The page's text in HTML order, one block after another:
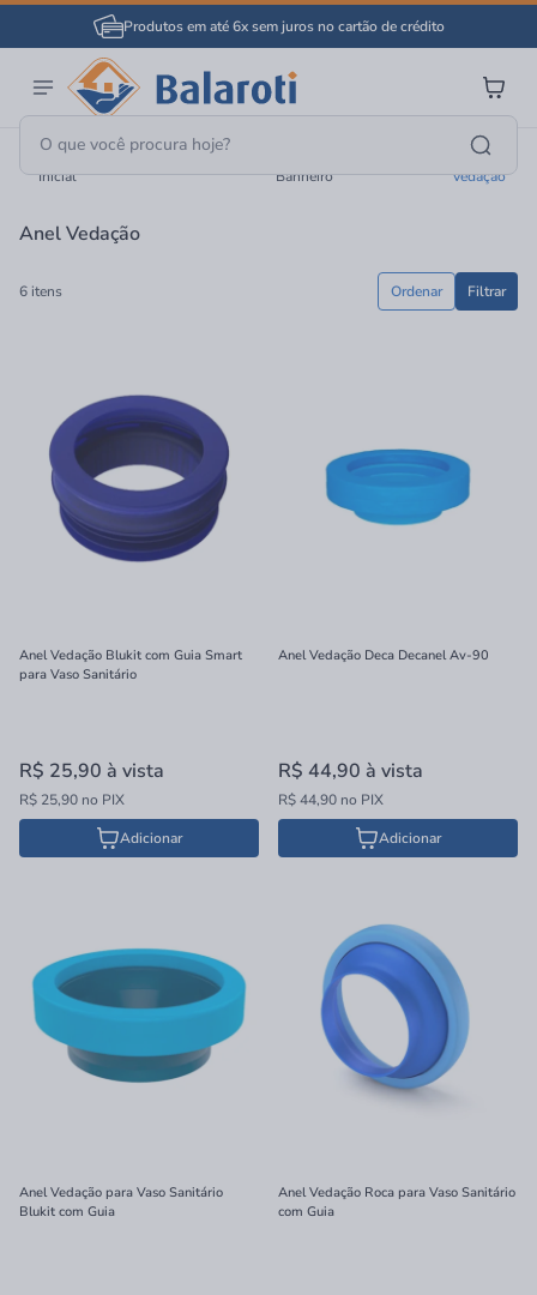
Produtos em até 6x sem juros no cartão de crédito
Página
Inicial
Complementos Hidráulicos Para
Banheiro
Anel
Vedação
Anel Vedação
6 itens Filtrar
Ordenar
Anel Vedação Blukit com Guia Smart
para Vaso Sanitário
R$ 25,90 à vista
R$ 25,90 no PIX
Adicionar
Anel Vedação Deca Decanel Av-90
R$ 44,90 à vista
R$ 44,90 no PIX
Adicionar
Anel Vedação para Vaso Sanitário
Blukit com Guia
Anel Vedação Roca para Vaso Sanitário
com Guia